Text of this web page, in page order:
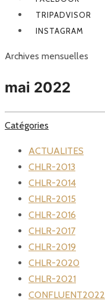
TRIPADVISOR
INSTAGRAM
Archives mensuelles
mai 2022
Catégories
ACTUALITES
CHLR-2013
CHLR-2014
CHLR-2015
CHLR-2016
CHLR-2017
CHLR-2019
CHLR-2020
CHLR-2021
CONFLUENT2022